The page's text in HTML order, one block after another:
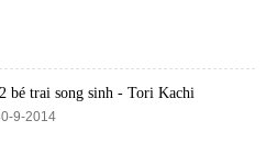
bé trai song sinh - Tori Kachi
9-2014